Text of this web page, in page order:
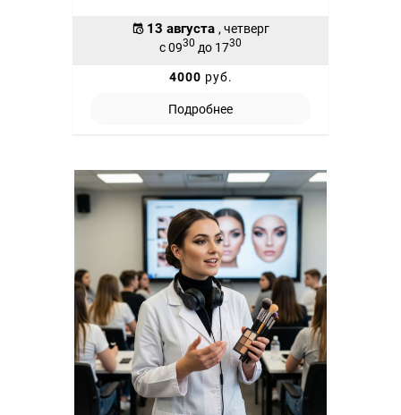
13 августа , четверг
с 0930 до 1730
4000 руб.
Подробнее